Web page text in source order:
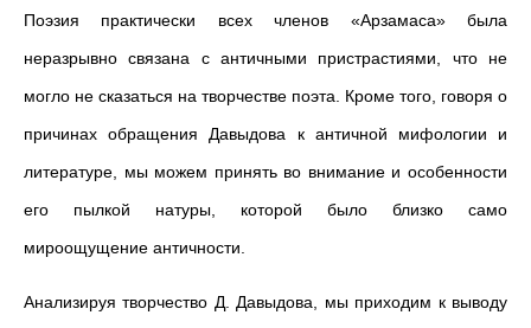
Поэзия практически всех членов «Арзамаса» была
неразрывно связана с античными пристрастиями, что не
могло не сказаться на творчестве поэта. Кроме того, говоря о
причинах обращения Давыдова к античной мифологии и
литературе, мы можем принять во внимание и особенности
его пылкой натуры, которой было близко само
мироощущение античности.
Анализируя творчество Д. Давыдова, мы приходим к выводу